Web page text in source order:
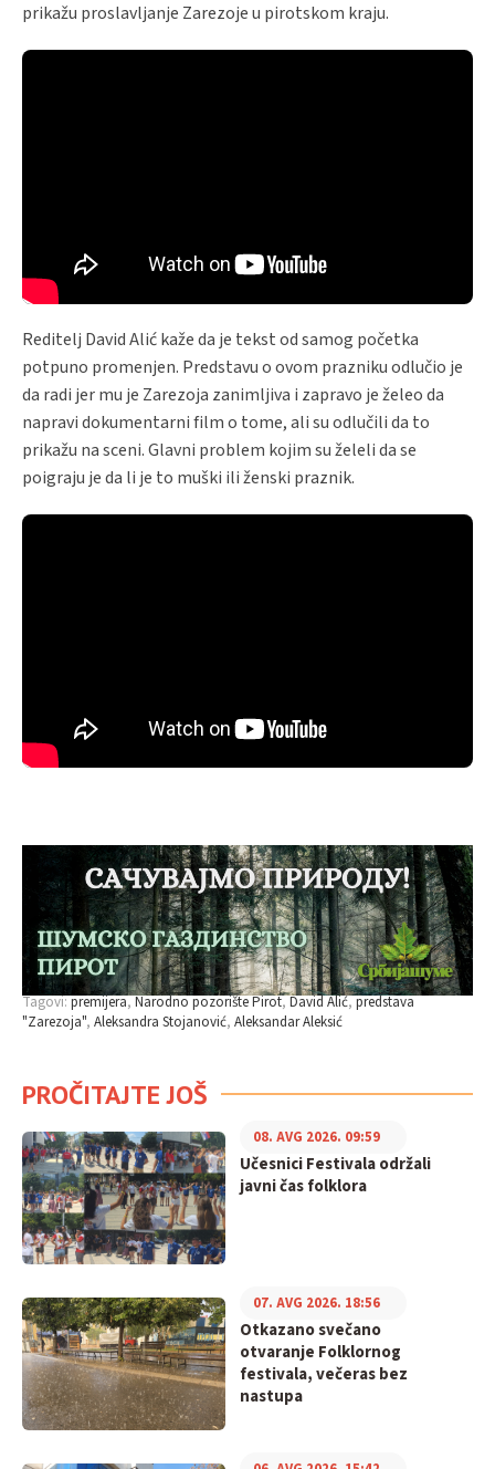
prikažu proslavljanje Zarezoje u pirotskom kraju.
Reditelj David Alić kaže da je tekst od samog početka
potpuno promenjen. Predstavu o ovom prazniku odlučio je
da radi jer mu je Zarezoja zanimljiva i zapravo je želeo da
napravi dokumentarni film o tome, ali su odlučili da to
prikažu na sceni. Glavni problem kojim su želeli da se
poigraju je da li je to muški ili ženski praznik.
Tagovi: premijera Narodno pozorište Pirot David Alić predstava
"Zarezoja" Aleksandra Stojanović Aleksandar Aleksić
PROČITAJTE JOŠ
Učesnici Festivala održali
javni čas folklora
08. AVG 2026. 09:59
Otkazano svečano
otvaranje Folklornog
festivala, večeras bez
nastupa
07. AVG 2026. 18:56